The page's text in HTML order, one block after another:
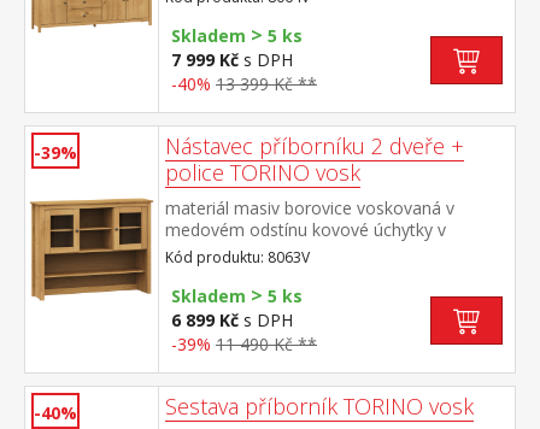
zásuvky s kovovými pojezdy, 3 plné dveře,
2 police maximální nosnosti uvedeny v
návodu k montáži
Skladem > 5 ks
7 999 Kč s DPH
-40% 13 399 Kč **
-39%
Nástavec příborníku 2 dveře +
police TORINO vosk
materiál masiv borovice voskovaná v
medovém odstínu kovové úchytky v
barevném provedení černěná mosaz dvoje
prosklená dvířka doplněk příborníku
TORINO 8062V
Kód produktu: 8063V
Skladem > 5 ks
6 899 Kč s DPH
-39% 11 490 Kč **
-40% Sestava příborník TORINO vosk